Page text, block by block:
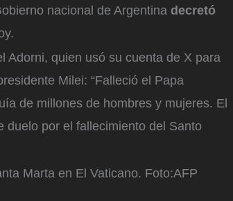
nacional de Argentina decretó
Adorni, quien usó su cuenta de X para
Milei: “Falleció el Papa
de millones de hombres y mujeres. El
duelo por el fallecimiento del Santo
Marta en El Vaticano. Foto:AFP